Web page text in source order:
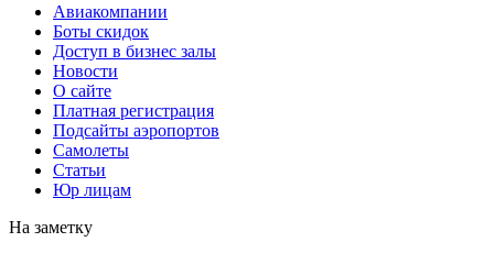
Авиакомпании
Боты скидок
Доступ в бизнес залы
Новости
О сайте
Платная регистрация
Подсайты аэропортов
Самолеты
Статьи
Юр лицам
На заметку